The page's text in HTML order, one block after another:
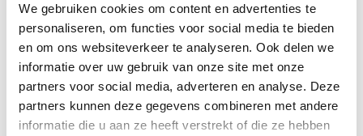
We gebruiken cookies om content en advertenties te
personaliseren, om functies voor social media te bieden
en om ons websiteverkeer te analyseren. Ook delen we
informatie over uw gebruik van onze site met onze
partners voor social media, adverteren en analyse. Deze
partners kunnen deze gegevens combineren met andere
informatie die u aan ze heeft verstrekt of die ze hebben
Verdeling type woning